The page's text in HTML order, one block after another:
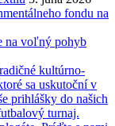
fondu na
na voľný pohyb
kultúrno-
sa uskutoční v
prihlášky do našich
turnaj.